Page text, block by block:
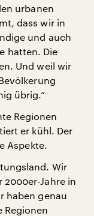
urbanen
dass wir in
und auch
hatten. Die
Und weil wir
übrig.“
Regionen
er kühl. Der
Aspekte.
Wir
Jahre in
haben genau
Regionen